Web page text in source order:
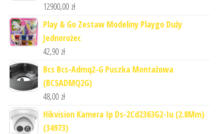
12900,00 zł
Play & Go Zestaw Modeliny Playgo Duży
Jednorożec
42,90 zł
Bcs Bcs-Admq2-G Puszka Montażowa
(BCSADMQ2G)
48,00 zł
Hikvision Kamera Ip Ds-2Cd2363G2-Iu (2.8Mm)
(34973)